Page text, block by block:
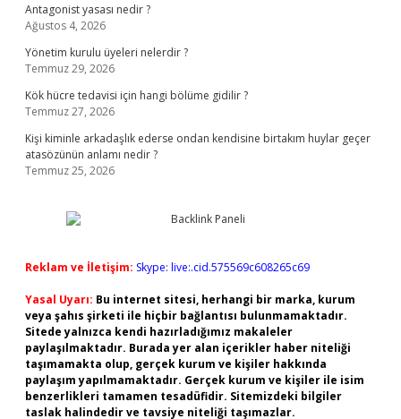
Antagonist yasası nedir ?
Ağustos 4, 2026
Yönetim kurulu üyeleri nelerdir ?
Temmuz 29, 2026
Kök hücre tedavisi için hangi bölüme gidilir ?
Temmuz 27, 2026
Kişi kiminle arkadaşlık ederse ondan kendisine birtakım huylar geçer
atasözünün anlamı nedir ?
Temmuz 25, 2026
Reklam ve İletişim: Skype: live:.cid.575569c608265c69
Yasal Uyarı: Bu internet sitesi, herhangi bir marka, kurum
veya şahıs şirketi ile hiçbir bağlantısı bulunmamaktadır.
Sitede yalnızca kendi hazırladığımız makaleler
paylaşılmaktadır. Burada yer alan içerikler haber niteliği
taşımamakta olup, gerçek kurum ve kişiler hakkında
paylaşım yapılmamaktadır. Gerçek kurum ve kişiler ile isim
benzerlikleri tamamen tesadüfidir. Sitemizdeki bilgiler
taslak halindedir ve tavsiye niteliği taşımazlar.